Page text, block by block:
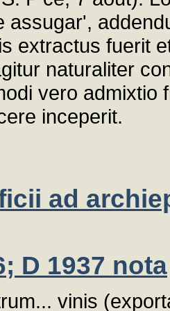
assugar',
extractus fuerit
naturaliter
vero admixtio
inceperit.
ad
D 1937 nota
vinis